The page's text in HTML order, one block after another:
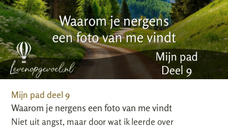
Mijn pad deel 9
Waarom je nergens een foto van me vindt
Niet uit angst, maar door wat ik leerde over